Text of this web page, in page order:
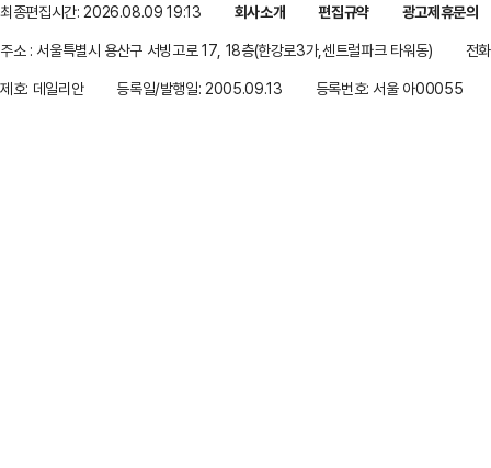
최종편집시간: 2026.08.09 19:13 회사소개 편집규약
광고제휴문의
주소 : 서울특별시 용산구 서빙고로 17, 18층(한강로3가,센트럴파크 타워동)
전
제호: 데일리안
등록일/발행일: 2005.09.13 등록번호: 서울 아00055